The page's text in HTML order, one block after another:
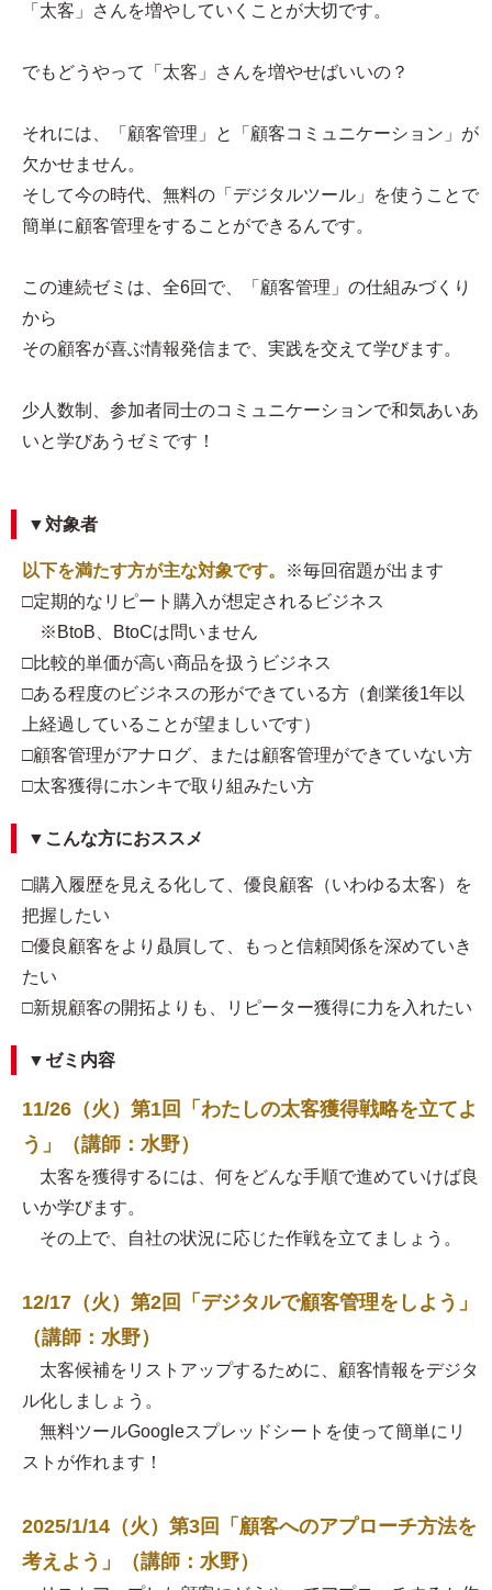
「太客」さんを増やしていくことが大切です。
でもどうやって「太客」さんを増やせばいいの？
それには、「顧客管理」と「顧客コミュニケーション」が
欠かせません。
そして今の時代、無料の「デジタルツール」を使うことで
簡単に顧客管理をすることができるんです。
この連続ゼミは、全6回で、「顧客管理」の仕組みづくり
から
その顧客が喜ぶ情報発信まで、実践を交えて学びます。
少人数制、参加者同士のコミュニケーションで和気あいあ
いと学びあうゼミです！
▼対象者
以下を満たす方が主な対象です。
※毎回宿題が出ます
□定期的なリピート購入が想定されるビジネス
※BtoB、BtoCは問いません
□比較的単価が高い商品を扱うビジネス
□ある程度のビジネスの形ができている方（創業後1年以
上経過していることが望ましいです）
□顧客管理がアナログ、または顧客管理ができていない方
□太客獲得にホンキで取り組みたい方
▼こんな方におススメ
□購入履歴を見える化して、優良顧客（いわゆる太客）を
把握したい
□優良顧客をより贔屓して、もっと信頼関係を深めていき
たい
□新規顧客の開拓よりも、リピーター獲得に力を入れたい
▼ゼミ内容
11/26（火）第1回「わたしの太客獲得戦略を立てよ
う」（講師：水野）
太客を獲得するには、何をどんな手順で進めていけば良
いか学びます。
その上で、自社の状況に応じた作戦を立てましょう。
12/17（火）第2回「デジタルで顧客管理をしよう」
（講師：水野）
太客候補をリストアップするために、顧客情報をデジタ
ル化しましょう。
無料ツールGoogleスプレッドシートを使って簡単にリ
ストが作れます！
2025/1/14（火）第3回「顧客へのアプローチ方法を
考えよう」（講師：水野）